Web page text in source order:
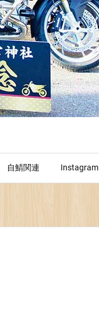
自鯖関連 Instagram